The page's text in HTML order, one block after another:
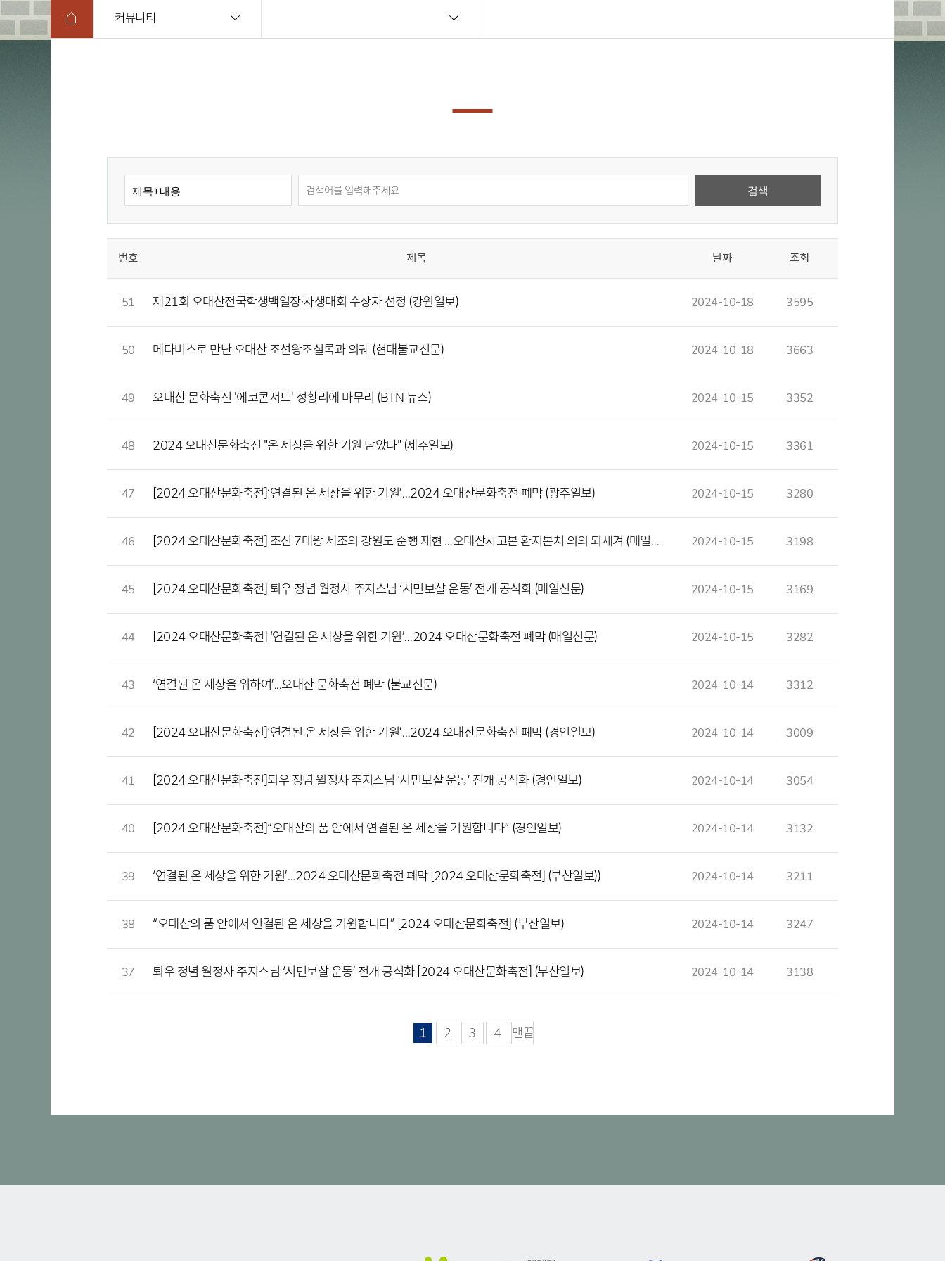
커뮤니티
번호 제목 날짜 조회
51 제21회 오대산전국학생백일장·사생대회 수상자 선정 (강원일보) 2024-10-18 3595
50 메타버스로 만난 오대산 조선왕조실록과 의궤 (현대불교신문) 2024-10-18 3663
49 오대산 문화축전 '에코콘서트' 성황리에 마무리 (BTN 뉴스) 2024-10-15 3352
48 2024 오대산문화축전 "온 세상을 위한 기원 담았다" (제주일보) 2024-10-15 3361
47 [2024 오대산문화축전]‘연결된 온 세상을 위한 기원’…2024 오대산문화축전 폐막 (광주일보) 2024-10-15 3280
46 [2024 오대산문화축전] 조선 7대왕 세조의 강원도 순행 재현 …오대산사고본 환지본처 의의 되새겨 (매일… 2024-10-15 3198
45 [2024 오대산문화축전] 퇴우 정념 월정사 주지스님 ‘시민보살 운동’ 전개 공식화 (매일신문) 2024-10-15 3169
44 [2024 오대산문화축전] ‘연결된 온 세상을 위한 기원’…2024 오대산문화축전 폐막 (매일신문) 2024-10-15 3282
43 ‘연결된 온 세상을 위하여’...오대산 문화축전 폐막 (불교신문) 2024-10-14 3312
42 [2024 오대산문화축전]‘연결된 온 세상을 위한 기원’…2024 오대산문화축전 폐막 (경인일보) 2024-10-14 3009
41 [2024 오대산문화축전]퇴우 정념 월정사 주지스님 ‘시민보살 운동’ 전개 공식화 (경인일보) 2024-10-14 3054
40 [2024 오대산문화축전]“오대산의 품 안에서 연결된 온 세상을 기원합니다” (경인일보) 2024-10-14 3132
39 ‘연결된 온 세상을 위한 기원’…2024 오대산문화축전 폐막 [2024 오대산문화축전] (부산일보)) 2024-10-14 3211
38 “오대산의 품 안에서 연결된 온 세상을 기원합니다” [2024 오대산문화축전] (부산일보) 2024-10-14 3247
37 퇴우 정념 월정사 주지스님 ‘시민보살 운동’ 전개 공식화 [2024 오대산문화축전] (부산일보) 2024-10-14 3138
1 2 3 4 맨끝